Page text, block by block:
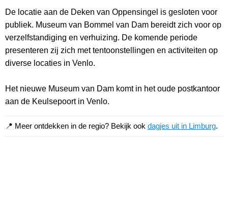
De locatie aan de Deken van Oppensingel is gesloten voor
publiek. Museum van Bommel van Dam bereidt zich voor op
verzelfstandiging en verhuizing. De komende periode
presenteren zij zich met tentoonstellingen en activiteiten op
diverse locaties in Venlo.
Het nieuwe Museum van Dam komt in het oude postkantoor
aan de Keulsepoort in Venlo.
📍 Meer ontdekken in de regio? Bekijk ook dagjes uit in Limburg.